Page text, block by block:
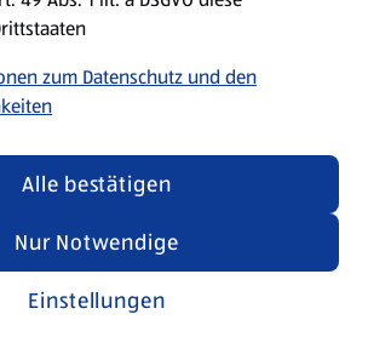
zum Datenschutz und den
Einstellungen
Nur Notwendige
Alle bestätigen